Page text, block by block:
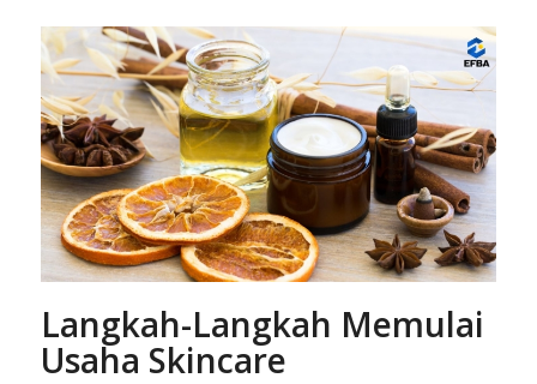
Langkah-Langkah Memulai
Usaha Skincare